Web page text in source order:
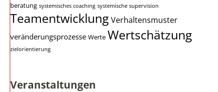
beratung systemisches coaching systemische supervision
Teamentwicklung Verhaltensmuster
veränderungsprozesse Werte Wertschätzung
zielorientierung
Veranstaltungen